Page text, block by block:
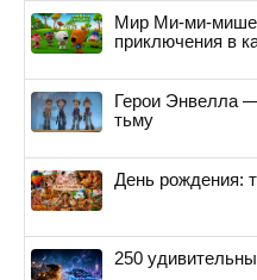
Мир Ми-ми-
приключения в
Герои Энвелла
тьму
День рождения:
250